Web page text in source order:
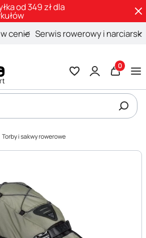
od 349 zł dla
cenie Serwis rowerowy i narciarski
Szukaj
Torby i sakwy rowerowe